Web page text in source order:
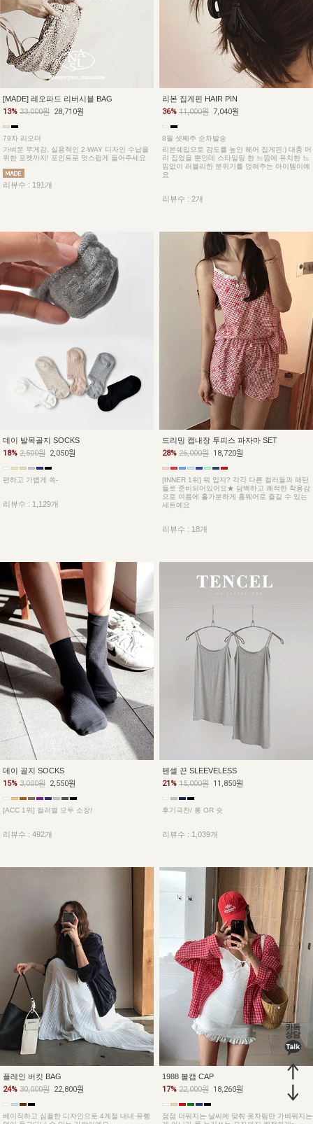
[MADE] 레오파드 리버시블 BAG
13% 33,000원 28,710원
79차 리오더
가벼운 무게감, 실용적인 2-WAY 디자인 수납을
위한 포켓까지! 포인트로 멋스럽게 들어주세요
리뷰수 : 191개
리본 집게핀 HAIR PIN
36% 11,000원 7,040원
8월 셋째주 순차발송
리본쉐입으로 감도를 높인 헤어 집게핀:) 대충 머
리 집었을 뿐인데 스타일링 한 느낌에 유치한 느
낌없이 러블리한 분위기를 얹혀주는 아이템이예
요
리뷰수 : 2개
데이 발목골지 SOCKS
18% 2,500원 2,050원
편하고 가볍게 쏙-
리뷰수 : 1,129개
드리밍 캡내장 투피스 파자마 SET
28% 26,000원 18,720원
[INNER 1위] 뭐 입지? 각각 다른 컬러들과 패턴
들로 준비되어있어요★ 담백하고 쾌적한 착용감
으로 여름에 홀가분하게 홈웨어로 즐길 수 있는
세트예요
리뷰수 : 18개
데이 골지 SOCKS
15% 3,000원 2,550원
[ACC 1위] 컬러별 모두 소장!
리뷰수 : 492개
텐셀 끈 SLEEVELESS
21% 15,000원 11,850원
후기극찬/ 롱 OR 숏
리뷰수 : 1,039개
플레인 버킷 BAG
24% 30,000원 22,800원
베이직하고 심플한 디자인으로 4계절 내내 유행
1988 볼캡 CAP
17% 22,000원 18,260원
점점 더워지는 날씨에 맞춰 옷차림만 가벼워지는